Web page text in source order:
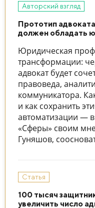
Авторский взгляд
Прототип
должен обладать
Юридическая
трансформации:
адвокат будет
правоведа,
коммуникатора.
и как сохранить
автоматизации —
«Сферы» своим
Гуняшов,
Статья
100 тысяч
увеличить число